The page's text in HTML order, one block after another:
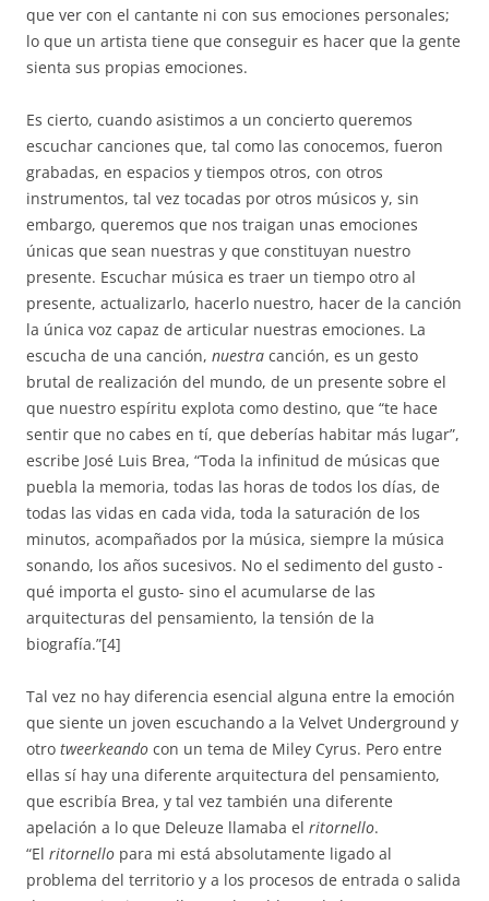
que ver con el cantante ni con sus emociones personales;
lo que un artista tiene que conseguir es hacer que la gente
sienta sus propias emociones.
Es cierto, cuando asistimos a un concierto queremos
escuchar canciones que, tal como las conocemos, fueron
grabadas, en espacios y tiempos otros, con otros
instrumentos, tal vez tocadas por otros músicos y, sin
embargo, queremos que nos traigan unas emociones
únicas que sean nuestras y que constituyan nuestro
presente. Escuchar música es traer un tiempo otro al
presente, actualizarlo, hacerlo nuestro, hacer de la canción
la única voz capaz de articular nuestras emociones. La
escucha de una canción, nuestra canción, es un gesto
brutal de realización del mundo, de un presente sobre el
que nuestro espíritu explota como destino, que “te hace
sentir que no cabes en tí, que deberías habitar más lugar”,
escribe José Luis Brea, “Toda la infinitud de músicas que
puebla la memoria, todas las horas de todos los días, de
todas las vidas en cada vida, toda la saturación de los
minutos, acompañados por la música, siempre la música
sonando, los años sucesivos. No el sedimento del gusto -
qué importa el gusto- sino el acumularse de las
arquitecturas del pensamiento, la tensión de la
biografía.”[4]
Tal vez no hay diferencia esencial alguna entre la emoción
que siente un joven escuchando a la Velvet Underground y
otro tweerkeando con un tema de Miley Cyrus. Pero entre
ellas sí hay una diferente arquitectura del pensamiento,
que escribía Brea, y tal vez también una diferente
apelación a lo que Deleuze llamaba el ritornello.
“El ritornello para mi está absolutamente ligado al
problema del territorio y a los procesos de entrada o salida